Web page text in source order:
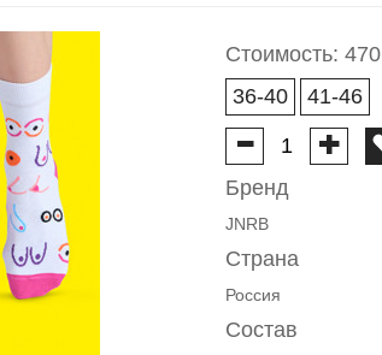
Стоимость: 470
36-40
41-46
Бренд
JNRB
Страна
Россия
Состав